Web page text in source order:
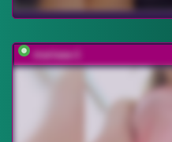
mariaaa-1